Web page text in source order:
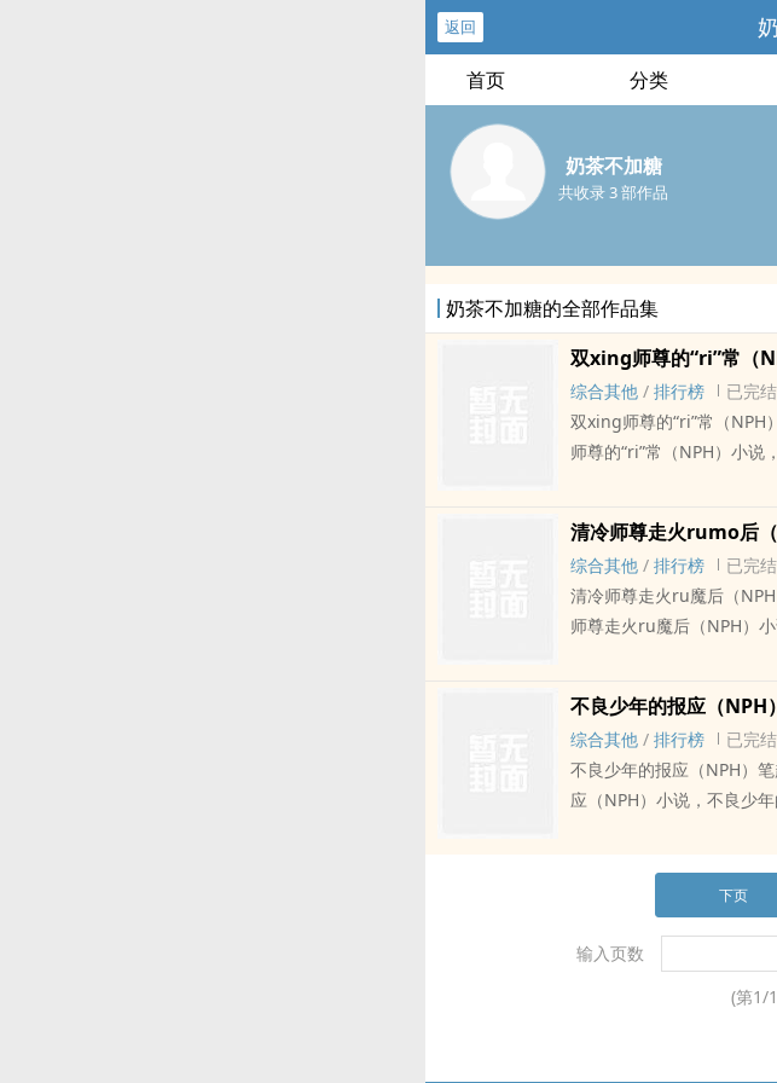
返回
首页 分类
奶茶不加糖
共收录 3 部作品
奶茶不加糖的全部作品集
双xing师尊的“ri”常（
综合其他 / 排行榜
已完结
双xing师尊的“ri”常（NPH
师尊的“ri”常（NPH）小
shenti，并用裹xiong布狠
可在一次闭关修炼时，他
从此一发不可收拾，这些
数倾泻jin心ai的师尊shenti
清冷师尊走火rumo后（
综合其他 / 排行榜
已完结
清冷师尊走火ru魔后（
师尊走火ru魔后（NPH）
shenti，并用裹xiong布狠
可在一次闭关修炼时，他
从此一发不可收拾，这些
数倾泻jin心ai的师尊shenti
不良少年的报应（NPH）
综合其他 / 排行榜
已完结
不良少年的报应（NPH）
应（NPH）小说，不良少
方。 从此，那个嚣张
下页
输入页数
(第1/1